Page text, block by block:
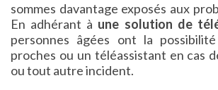
sommes davantage exposés aux
En adhérant à une solution de
personnes âgées ont la
proches ou un téléassistant en cas
ou tout autre incident.